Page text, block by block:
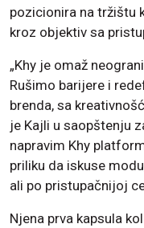
pozicionira na tržištu
kroz objektiv sa
„Khy je omaž
Rušimo barijere i
brenda, sa
je Kajli u saopštenju
napravim Khy
priliku da iskuse
ali po pristupačnijoj
Njena prva kapsula